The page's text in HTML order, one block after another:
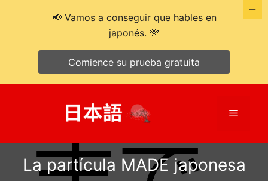
Menú
La partícula MADE japonesa
📢 Vamos a conseguir que hables en
japonés. 🎌
Comience su prueba gratuita